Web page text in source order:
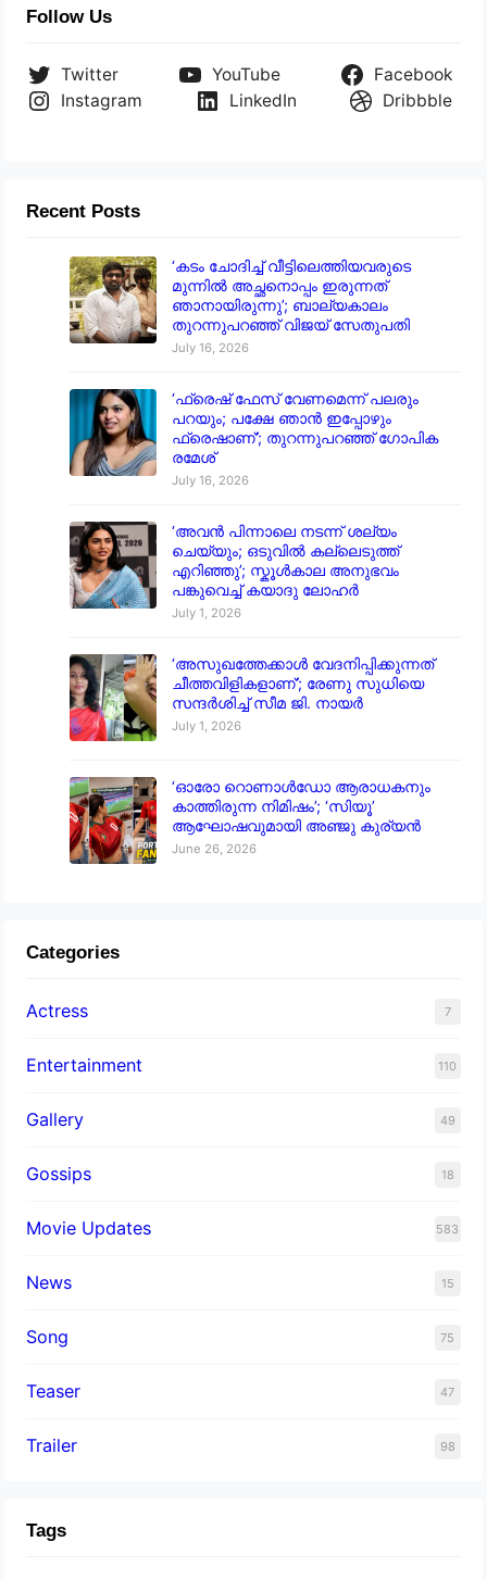
Follow Us
Twitter YouTube
Facebook
Instagram
LinkedIn Dribbble
Recent Posts
‘കടം ചോദിച്ച് വീട്ടിലെത്തിയവരുടെ
മുന്നിൽ അച്ഛനൊപ്പം ഇരുന്നത്
ഞാനായിരുന്നു’; ബാല്യകാലം
തുറന്നുപറഞ്ഞ് വിജയ് സേതുപതി
July 16, 2026
‘ഫ്രെഷ് ഫേസ് വേണമെന്ന് പലരും
പറയും; പക്ഷേ ഞാൻ ഇപ്പോഴും
ഫ്രെഷാണ്’; തുറന്നുപറഞ്ഞ് ഗോപിക
രമേശ്
July 16, 2026
‘അവൻ പിന്നാലെ നടന്ന് ശല്യം
ചെയ്യും; ഒടുവിൽ കല്ലെടുത്ത്
എറിഞ്ഞു’; സ്കൂൾകാല അനുഭവം
പങ്കുവെച്ച് കയാദു ലോഹർ
July 1, 2026
‘അസുഖത്തേക്കാൾ വേദനിപ്പിക്കുന്നത്
ചീത്തവിളികളാണ്’; രേണു സുധിയെ
സന്ദർശിച്ച് സീമ ജി. നായർ
July 1, 2026
‘ഓരോ റൊണാൾഡോ ആരാധകനും
കാത്തിരുന്ന നിമിഷം’; ‘സിയൂ’
ആഘോഷവുമായി അഞ്ജു കുര്യൻ
June 26, 2026
Categories
Actress 7
Entertainment 110
Gallery 49
Gossips 18
Movie Updates 583
News 15
Song 75
Teaser 47
Trailer 98
Tags